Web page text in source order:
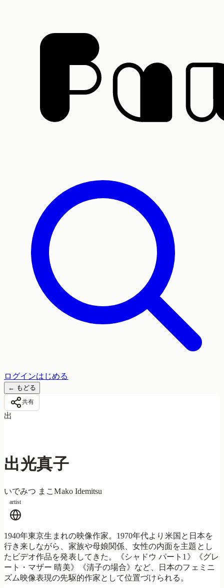
ログインはじめる
← もどる
共有
出
出光真子
いでみつ まこMako Idemitsu
artist
1940年東京生まれの映像作家。1970年代より米国と日本を
行き来しながら、家族や母娘関係、女性の内面を主題とし
たビデオ作品を発表してきた。《シャドウ パート1》《グレ
ート・マザー 晴美》《清子の場合》など、日本のフェミニ
ズム映像表現の先駆的作家として位置づけられる。